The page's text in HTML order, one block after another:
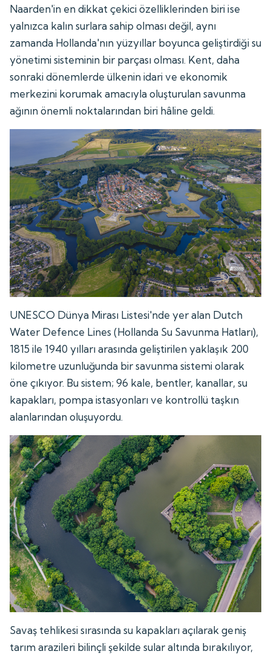
Naarden'in en dikkat çekici özelliklerinden biri ise
yalnızca kalın surlara sahip olması değil, aynı
zamanda Hollanda'nın yüzyıllar boyunca geliştirdiği su
yönetimi sisteminin bir parçası olması. Kent, daha
sonraki dönemlerde ülkenin idari ve ekonomik
merkezini korumak amacıyla oluşturulan savunma
ağının önemli noktalarından biri hâline geldi.
UNESCO Dünya Mirası Listesi'nde yer alan Dutch
Water Defence Lines (Hollanda Su Savunma Hatları),
1815 ile 1940 yılları arasında geliştirilen yaklaşık 200
kilometre uzunluğunda bir savunma sistemi olarak
öne çıkıyor. Bu sistem; 96 kale, bentler, kanallar, su
kapakları, pompa istasyonları ve kontrollü taşkın
alanlarından oluşuyordu.
Savaş tehlikesi sırasında su kapakları açılarak geniş
tarım arazileri bilinçli şekilde sular altında bırakılıyor,